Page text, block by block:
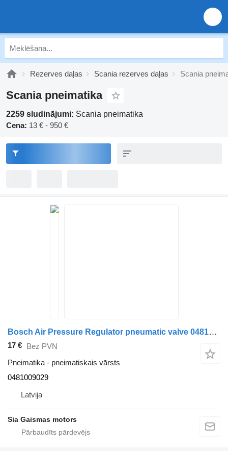
Rezerves daļas Scania rezerves daļas Scania
Scania pneimatika
2259 sludinājumi: Scania pneimatika
Cena: 13 € - 950 €
Bosch Air Pressure Regulator pneumatic valve 0481009029 pneimatiskais vārsts paredzēts Scania autobusa
17 € Bez PVN
Pneimatika - pneimatiskais vārsts
0481009029
Latvija
Sia Gaismas motors